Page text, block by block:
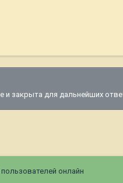
и закрыта для дальнейших
пользователей онлайн